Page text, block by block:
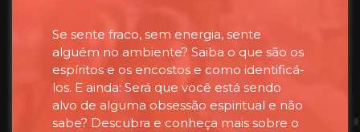
Se sente fraco, sem energia, sente
alguém no ambiente? Saiba o que são os
espíritos e os encostos e como identificá-
los. E ainda: Será que você está sendo
alvo de alguma obsessão espiritual e não
sabe? Descubra e conheça mais sobre o